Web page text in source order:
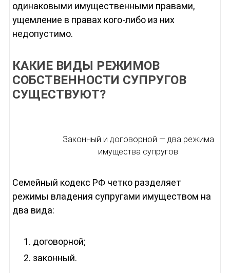
одинаковыми имущественными правами,
ущемление в правах кого-либо из них
недопустимо.
КАКИЕ ВИДЫ РЕЖИМОВ
СОБСТВЕННОСТИ СУПРУГОВ
СУЩЕСТВУЮТ?
Законный и договорной — два режима
имущества супругов
Семейный кодекс РФ четко разделяет
режимы владения супругами имуществом на
два вида:
договорной;
законный.